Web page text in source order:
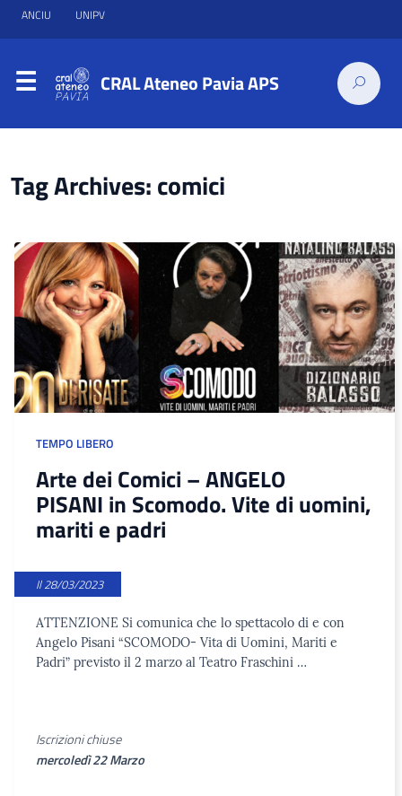
ANCIU UNIPV
CRAL Ateneo Pavia APS
Tag Archives: comici
TEMPO LIBERO
Arte dei Comici – ANGELO
PISANI in Scomodo. Vite di uomini,
mariti e padri
Il 28/03/2023
ATTENZIONE Si comunica che lo spettacolo di e con
Angelo Pisani “SCOMODO- Vita di Uomini, Mariti e
Padri” previsto il 2 marzo al Teatro Fraschini …
Iscrizioni chiuse
mercoledì 22 Marzo